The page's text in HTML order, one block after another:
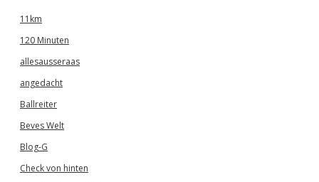
11km
120 Minuten
allesausseraas
angedacht
Ballreiter
Beves Welt
Blog-G
Check von hinten